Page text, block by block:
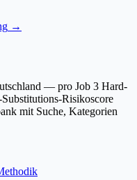
→
— pro Job 3 Hard-
Risikoscore
mit Suche, Kategorien